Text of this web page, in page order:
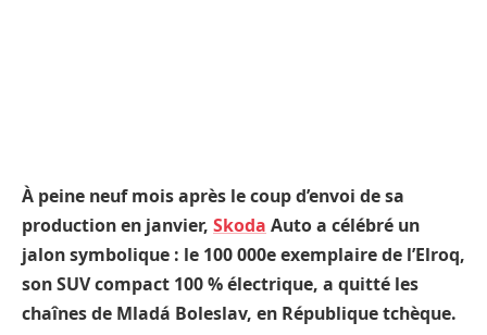
À peine neuf mois après le coup d’envoi de sa
production en janvier, Skoda Auto a célébré un
jalon symbolique : le 100 000e exemplaire de l’Elroq,
son SUV compact 100 % électrique, a quitté les
chaînes de Mladá Boleslav, en République tchèque.